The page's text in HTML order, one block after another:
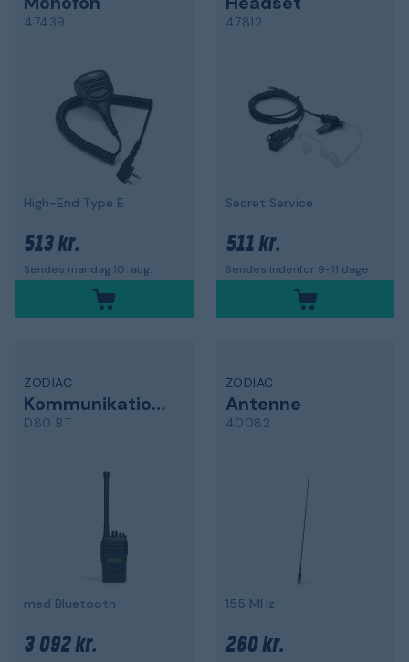
47439
High-End Type E
513 kr.
Sendes mandag 10. aug.
47812
Secret Service
511 kr.
Sendes indenfor 9-11 dage
ZODIAC
Kommunikationsradio
D80 BT
med Bluetooth
3 092 kr.
ZODIAC
Antenne
40082
155 MHz
260 kr.